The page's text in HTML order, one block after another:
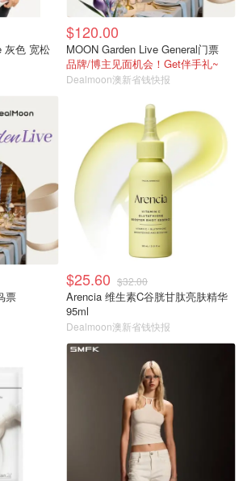
灰色 宽松
$120.00
MOON Garden Live General门票
品牌/博主见面机会！Get伴手礼~
Dealmoon澳新省钱快报
票
$25.60 $32.00
Arencia 维生素C谷胱甘肽亮肤精华
95ml
Dealmoon澳新省钱快报